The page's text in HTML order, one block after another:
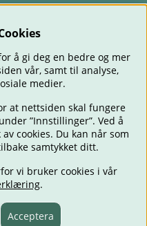
BABY SPISE & MATE
REISE
LEKER TILBUD
OUTLET
å gi deg en bedre og mer
vår, samt til analyse,
medier.
at nettsiden skal fungere
”Innstillinger”. Ved å
cookies. Du kan når som
samtykket ditt.
vi bruker cookies i vår
.
Acceptera